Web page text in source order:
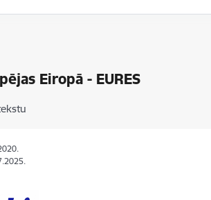
Eiropā - EURES